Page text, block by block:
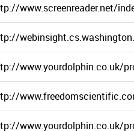
www.screenreader.net/
www.yourdolphin.co.uk/
www.yourdolphin.co.uk/